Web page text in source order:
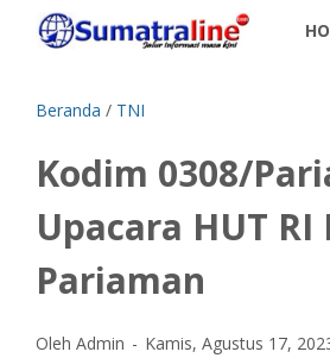
Beranda / TNI
Kodim 0308/
Upacara HUT
Pariaman
Oleh Admin Kamis, Agustus 17,